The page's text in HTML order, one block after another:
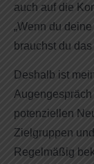
auch auf die
„Wenn du
brauchst du
Deshalb ist
potenziellen
Zielgruppen
Regelmäßig